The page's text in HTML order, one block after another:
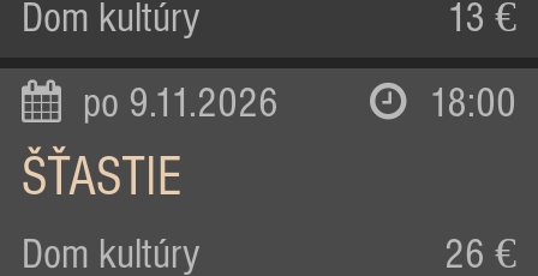
Dom kultúry 13 €
po 9.11.2026 18:00
ŠŤASTIE
Dom kultúry 26 €